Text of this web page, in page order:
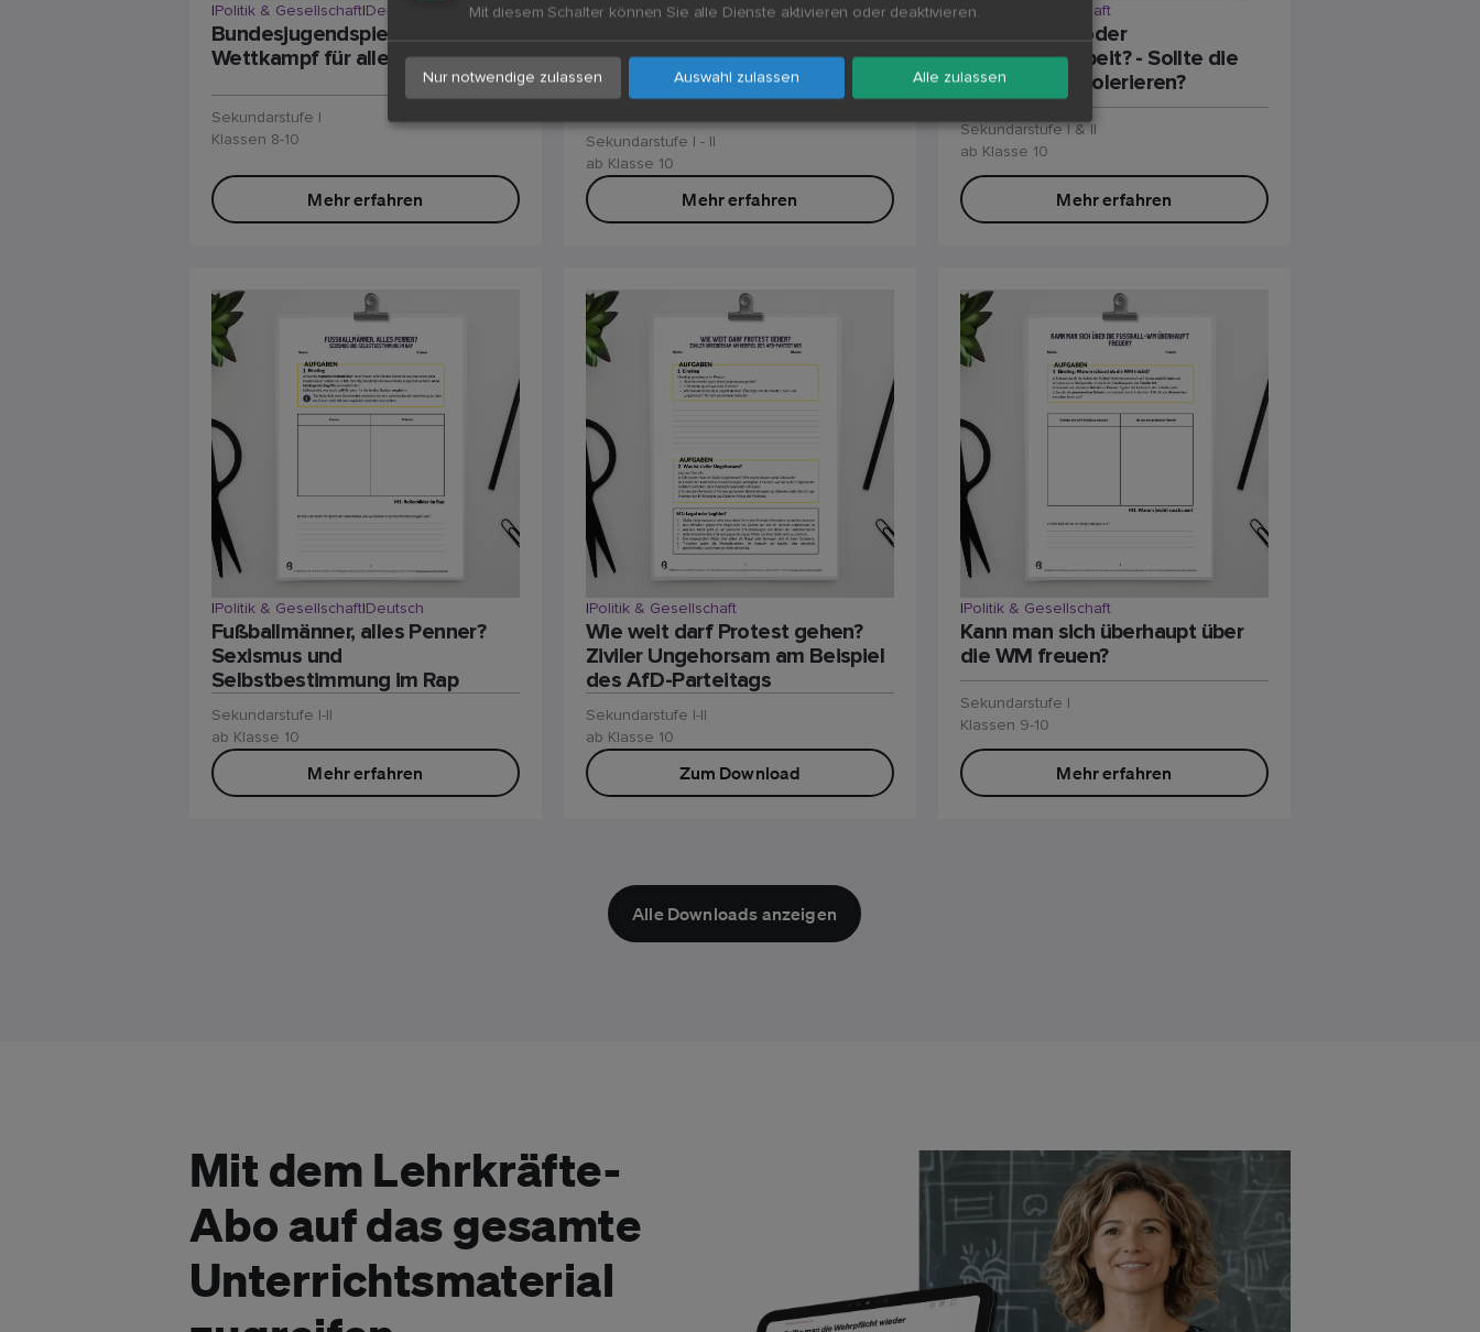
|Politik & Gesellschaft|Deutsch
Bundesjugendspiele:
Wettkampf für alle?
Sekundarstufe I
Klassen 8-10
Mehr erfahren
|Politik & Gesellschaft
Sollte man Beleidigungen
gegen Politiker weiterhin
besonders bestrafen?
Sekundarstufe I - II
ab Klasse 10
Mehr erfahren
|Politik & Gesellschaft
Brandmauer oder
Zusammenarbeit? - Sollte die
SPD die AfD tolerieren?
Sekundarstufe I & II
ab Klasse 10
Mehr erfahren
|Politik & Gesellschaft|Deutsch
Fußballmänner, alles Penner?
Sexismus und
Selbstbestimmung im Rap
Sekundarstufe I-II
ab Klasse 10
Mehr erfahren
|Politik & Gesellschaft
Wie weit darf Protest gehen?
Ziviler Ungehorsam am Beispiel
des AfD-Parteitags
Sekundarstufe I-II
ab Klasse 10
Zum Download
|Politik & Gesellschaft
Kann man sich überhaupt über
die WM freuen?
Sekundarstufe I
Klassen 9-10
Mehr erfahren
Alle Downloads anzeigen
Mit dem Lehrkräfte-
Abo auf das gesamte
Unterrichtsmaterial
Mit diesem Schalter können Sie alle Dienste aktivieren oder deaktivieren.
Nur notwendige zulassen Auswahl zulassen Alle zulassen